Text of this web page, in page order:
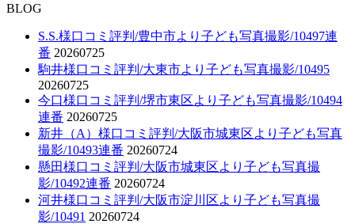
BLOG
S.S.様口コミ評判/豊中市より子ども写真撮影/10497連
番 20260725
駒井様口コミ評判/大東市より子ども写真撮影/10495
20260725
今口様口コミ評判/堺市東区より子ども写真撮影/10494
連番 20260725
新井（A）様口コミ評判/大阪市城東区より子ども写真
撮影/10493連番 20260724
懸田様口コミ評判/大阪市城東区より子ども写真撮
影/10492連番 20260724
河井様口コミ評判/大阪市淀川区より子ども写真撮
影/10491 20260724